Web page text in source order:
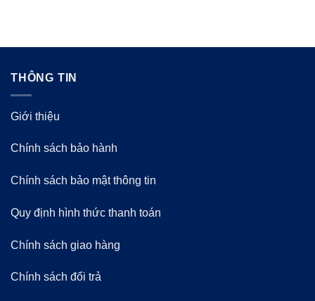
THÔNG TIN
Giới thiệu
Chính sách bảo hành
Chính sách bảo mật thông tin
Quy định hình thức thanh toán
Chính sách giao hàng
Chính sách đổi trả